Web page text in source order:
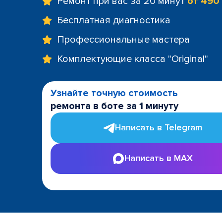
Бесплатная диагностика
Профессиональные мастера
Комплектующие класса "Original"
Узнайте точную стоимость
ремонта в боте за 1 минуту
Написать в Telegram
Написать в MAX